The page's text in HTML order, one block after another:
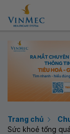
Trang chủ
Sức khoẻ tổng